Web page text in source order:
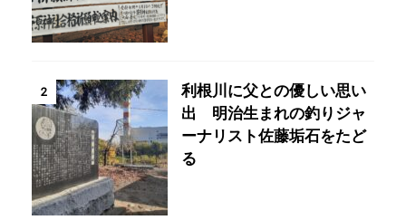
2
利根川に父との優しい思い
出 明治生まれの釣りジャ
ーナリスト佐藤垢石をたど
る